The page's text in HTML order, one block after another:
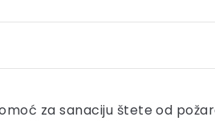
za sanaciju štete od